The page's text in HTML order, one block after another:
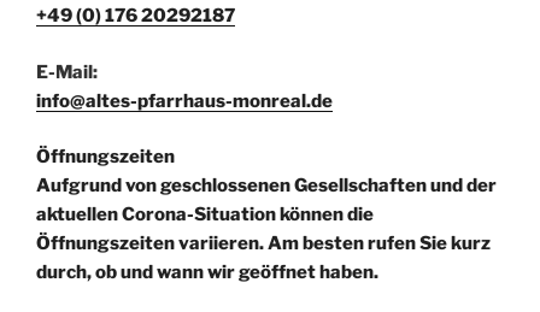
+49 (0) 176 20292187
E-Mail:
info@altes-pfarrhaus-monreal.de
Öffnungszeiten
Aufgrund von geschlossenen Gesellschaften und der
aktuellen Corona-Situation können die
Öffnungszeiten variieren. Am besten rufen Sie kurz
durch, ob und wann wir geöffnet haben.